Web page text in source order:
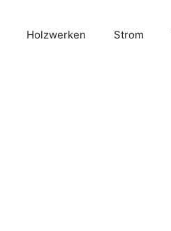
Holzwerken Strom